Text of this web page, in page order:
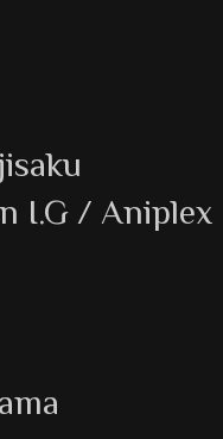
I.G / Aniplex